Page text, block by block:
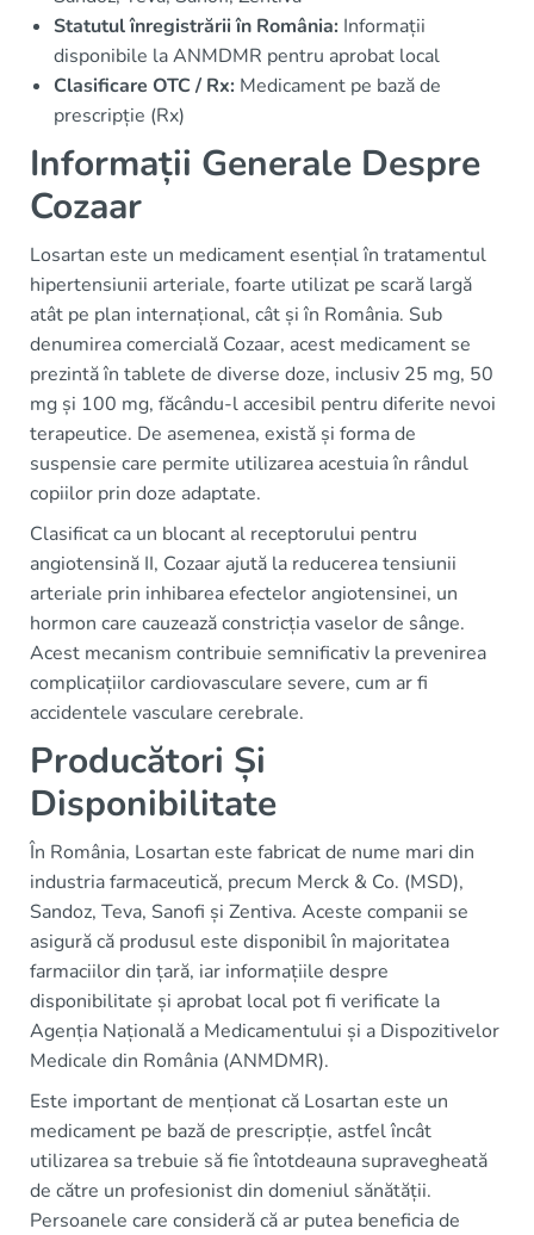
Statutul înregistrării în România: Informații
disponibile la ANMDMR pentru aprobat local
Clasificare OTC / Rx: Medicament pe bază de
prescripție (Rx)
Informații Generale Despre
Cozaar
Losartan este un medicament esențial în tratamentul
hipertensiunii arteriale, foarte utilizat pe scară largă
atât pe plan internațional, cât și în România. Sub
denumirea comercială Cozaar, acest medicament se
prezintă în tablete de diverse doze, inclusiv 25 mg, 50
mg și 100 mg, făcându-l accesibil pentru diferite nevoi
terapeutice. De asemenea, există și forma de
suspensie care permite utilizarea acestuia în rândul
copiilor prin doze adaptate.
Clasificat ca un blocant al receptorului pentru
angiotensină II, Cozaar ajută la reducerea tensiunii
arteriale prin inhibarea efectelor angiotensinei, un
hormon care cauzează constricția vaselor de sânge.
Acest mecanism contribuie semnificativ la prevenirea
complicațiilor cardiovasculare severe, cum ar fi
accidentele vasculare cerebrale.
Producători Și
Disponibilitate
În România, Losartan este fabricat de nume mari din
industria farmaceutică, precum Merck & Co. (MSD),
Sandoz, Teva, Sanofi și Zentiva. Aceste companii se
asigură că produsul este disponibil în majoritatea
farmaciilor din țară, iar informațiile despre
disponibilitate și aprobat local pot fi verificate la
Agenția Națională a Medicamentului și a Dispozitivelor
Medicale din România (ANMDMR).
Este important de menționat că Losartan este un
medicament pe bază de prescripție, astfel încât
utilizarea sa trebuie să fie întotdeauna supravegheată
de către un profesionist din domeniul sănătății.
Persoanele care consideră că ar putea beneficia de